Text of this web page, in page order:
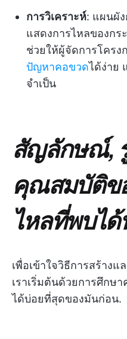
การวิเคราะห์: แผนผั
แสดงการไหลของก
ช่วยให้ผู้จัดการโครง
ปัญหาคอขวดได้ง่าย
จำเป็น
สัญลักษณ์,
คุณสมบัติข
ไหลที่พบได้
เพื่อเข้าใจวิธีการสร้าง
เราเริ่มต้นด้วยการศึก
ได้บ่อยที่สุดของมันก่อน.